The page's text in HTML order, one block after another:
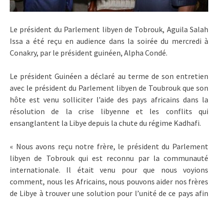
Le président du Parlement libyen de Tobrouk, Aguila Salah
Issa a été reçu en audience dans la soirée du mercredi à
Conakry, par le président guinéen, Alpha Condé.
Le président Guinéen a déclaré au terme de son entretien
avec le président du Parlement libyen de Toubrouk que son
hôte est venu solliciter l’aide des pays africains dans la
résolution de la crise libyenne et les conflits qui
ensanglantent la Libye depuis la chute du régime Kadhafi.
« Nous avons reçu notre frère, le président du Parlement
libyen de Tobrouk qui est reconnu par la communauté
internationale. Il était venu pour que nous voyions
comment, nous les Africains, nous pouvons aider nos frères
de Libye à trouver une solution pour l’unité de ce pays afin